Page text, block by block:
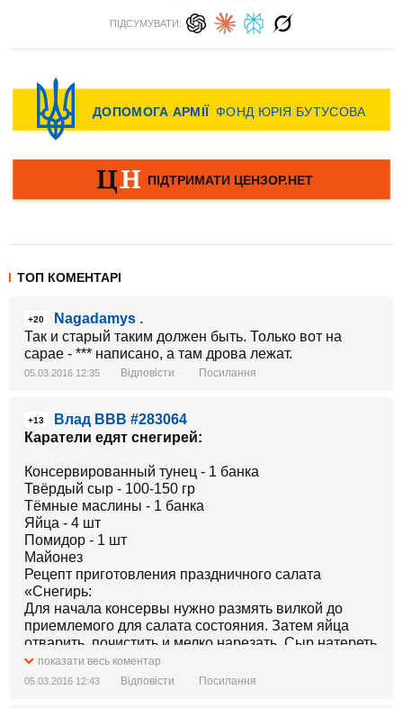
ПІДСУМУВАТИ:
ТОП КОМЕНТАРІ
+20
Nagadamys .
Так и старый таким должен быть. Только вот на
сарае - *** написано, а там дрова лежат.
05.03.2016 12:35 Відповісти Посилання
+13
Влад ВВВ #283064
Каратели едят снегирей:
Консервированный тунец - 1 банка
Твёрдый сыр - 100-150 гр
Тёмные маслины - 1 банка
Яйца - 4 шт
Помидор - 1 шт
Майонез
Рецепт приготовления праздничного салата
«Снегирь:
Для начала консервы нужно размять вилкой до
приемлемого для салата состояния. Затем яйца
отварить, почистить и мелко нарезать. Сыр натереть
на мелкой тёрке. Выложить слоями на большое
блюдо в форме снегиря в следующем порядке:
показати весь коментар
05.03.2016 12:43 Відповісти Посилання